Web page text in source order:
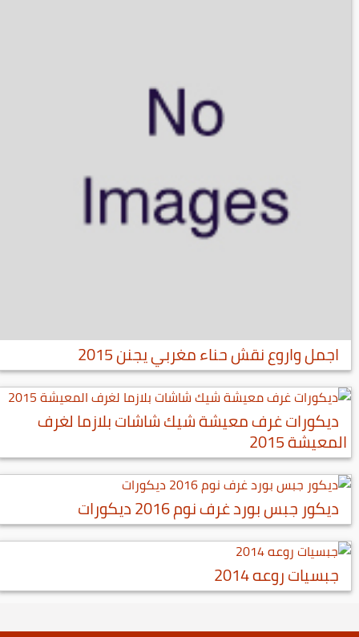
اجمل واروع نقش حناء مغربي يجنن 2015
ديكورات غرف معيشة شيك شاشات بلازما لغرف
المعيشة 2015
ديكور جبس بورد غرف نوم 2016 ديكورات
جبسيات روعه 2014